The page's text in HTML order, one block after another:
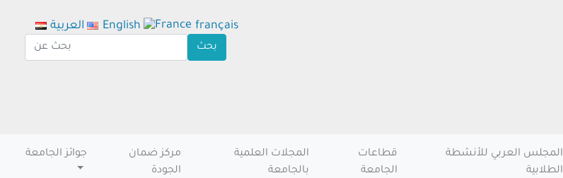
المجلس العربي للأنشطة
الطلابية
قطاعات
الجامعة
المجلات العلمية
بالجامعة
مركز ضمان
الجودة
جوائز الجامعة
العربية English français